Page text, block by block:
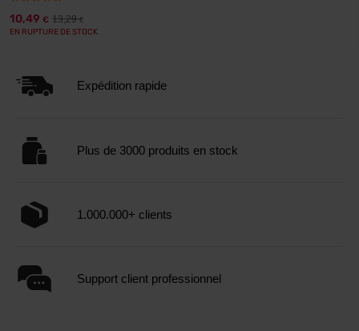
10,49 € 13,29€
EN RUPTURE DE STOCK
Expédition rapide
Plus de 3000 produits en stock
1.000.000+ clients
Support client professionnel